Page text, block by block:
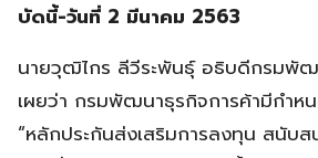
บัดนี้-วันที่ 2 มีนาคม 2563
นายวุฒิไกร ลีวีระพันธุ์ อธิบดีกรมพัฒ
เผยว่า กรมพัฒนาธุรกิจการค้ามีกำห
“หลักประกันส่งเสริมการลงทุน สนับส